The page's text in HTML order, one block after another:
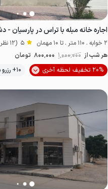
پت‌نواز
اجاره خانه مبله با تراس در پارسیان -
2 خوابه . 110 متر . تا 10 مهمان 5 (12 نظر)
هر شب از 1٬000٬000 800٬000 تومان
20% تخفیف لحظه آخری
10+ رزرو موفق